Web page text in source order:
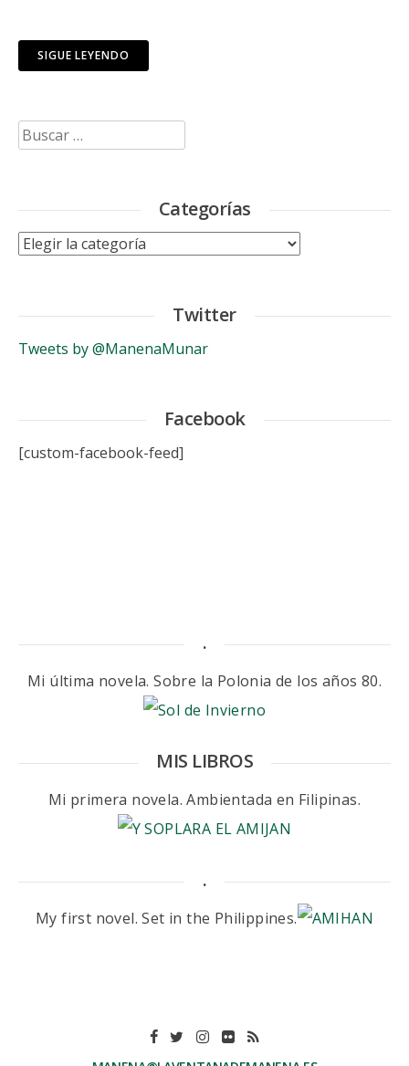
SIGUE LEYENDO
Buscar:
Categorías
Categorías
Twitter
Tweets by @ManenaMunar
Facebook
[custom-facebook-feed]
.
Mi última novela. Sobre la Polonia de los años 80.
MIS LIBROS
Mi primera novela. Ambientada en Filipinas.
.
My first novel. Set in the Philippines.